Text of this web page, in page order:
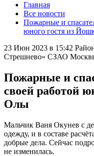
Главная
Все новости
Пожарные и
юного гостя из
23 Июн 2023 в 15:42
Стрешнево» СЗАО
Пожарные и
своей работой
Олы
Мальчик Ваня Окунев с
одежду, и в составе
добрые дела. Сейчас
не изменилась.